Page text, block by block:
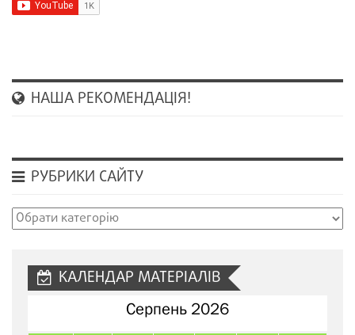
НАША РЕКОМЕНДАЦІЯ!
РУБРИКИ САЙТУ
Рубрики
КАЛЕНДАР МАТЕРІАЛІВ
Серпень 2026